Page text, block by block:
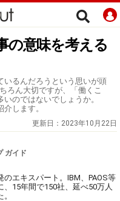
の意味を考える
いるんだろうという思いが頭
ろん大切ですが、「働くこ
のではないでしょうか。
します。
更新日： 2023年10月22日
ガイド
エキスパート。IBM、PAOS等
15年間で150社、延べ50万人